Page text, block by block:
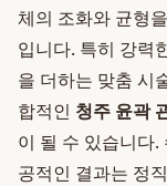
체의 조화와 균형
입니다. 특히 강력
을 더하는 맞춤 시
합적인 청주 윤곽
이 될 수 있습니다.
공적인 결과는 정